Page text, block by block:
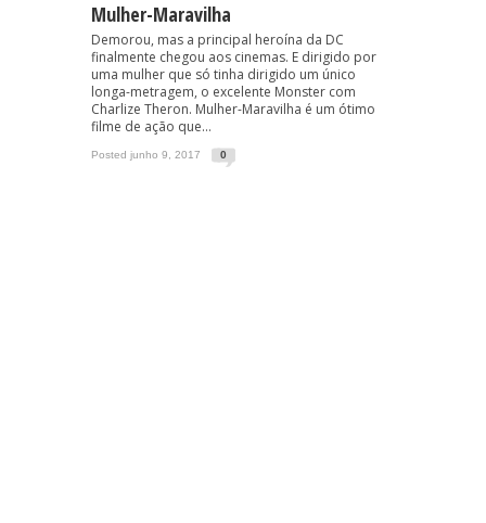
Mulher-Maravilha
Demorou, mas a principal heroína da DC
finalmente chegou aos cinemas. E dirigido por
uma mulher que só tinha dirigido um único
longa-metragem, o excelente Monster com
Charlize Theron. Mulher-Maravilha é um ótimo
filme de ação que...
Posted junho 9, 2017 0